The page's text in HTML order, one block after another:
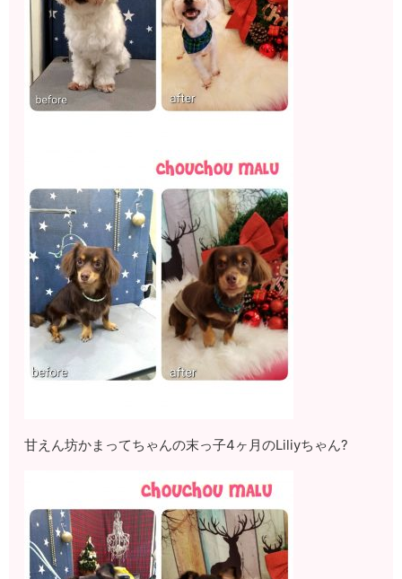
甘えん坊かまってちゃんの末っ子4ヶ月のLiliyちゃん?